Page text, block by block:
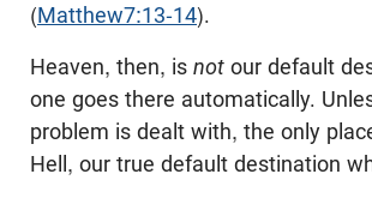
(Matthew7:13-14).
Heaven, then, is not our default
one goes there automatically.
problem is dealt with, the only
Hell, our true default destination